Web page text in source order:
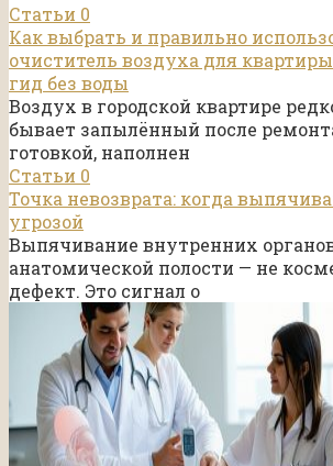
Статьи 0
Как выбрать и правильно
очиститель воздуха для
гид без воды
Воздух в городской квартире
бывает запылённый после
готовкой, наполнен
Статьи 0
Точка невозврата: когда
угрозой
Выпячивание внутренних
анатомической полости — не
дефект. Это сигнал о